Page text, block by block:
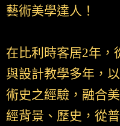
藝術美學達人！
在比利時客居2年，
與設計教學多年，
術史之經驗，融合
經背景、歷史，從